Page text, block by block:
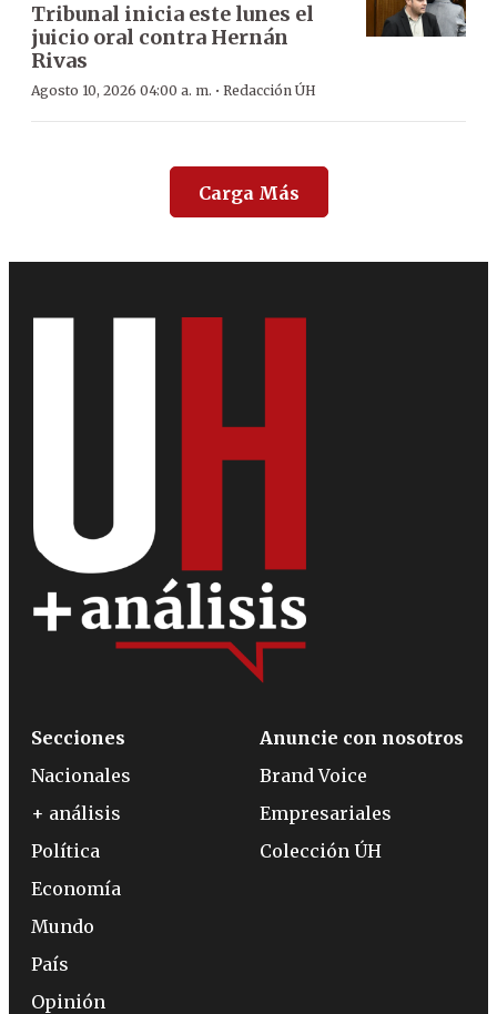
Tribunal inicia este lunes el
juicio oral contra Hernán
Rivas
Agosto 10, 2026 04:00 a. m. · Redacción ÚH
Carga Más
Secciones
Nacionales
+ análisis
Política
Economía
Mundo
País
Opinión
Anuncie con nosotros
Brand Voice
Empresariales
Colección ÚH